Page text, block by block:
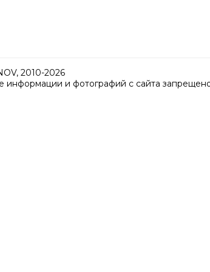
2010-2026
информации и фотографий с сайта